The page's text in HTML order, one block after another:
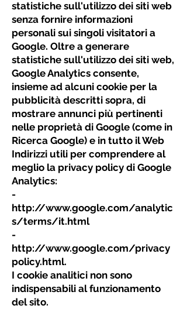
statistiche sull'utilizzo dei siti web
senza fornire informazioni
personali sui singoli visitatori a
Google. Oltre a generare
statistiche sull'utilizzo dei siti web,
Google Analytics consente,
insieme ad alcuni cookie per la
pubblicità descritti sopra, di
mostrare annunci più pertinenti
nelle proprietà di Google (come in
Ricerca Google) e in tutto il Web
Indirizzi utili per comprendere al
meglio la privacy policy di Google
Analytics:
-
http://www.google.com/analytic
s/terms/it.html
-
http://www.google.com/privacy
policy.html.
I cookie analitici non sono
indispensabili al funzionamento
del sito.